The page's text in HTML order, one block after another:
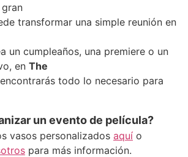
transformar una simple reunión en
un cumpleaños, una premiere o un
en The
encontrarás todo lo necesario para
un evento de película?
vasos personalizados aquí o
para más información.